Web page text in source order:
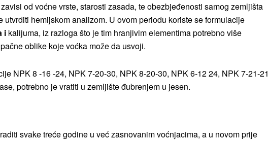
od voćne vrste, starosti zasada, te obezbjeđenosti samog zemljišta
utvrditi hemijskom analizom. U ovom periodu koriste se formulacije
i kalijuma, iz razloga što je tim hranjivim elementima potrebno više
oblike koje voćka može da usvoji.
NPK 8 -16 -24, NPK 7-20-30, NPK 8-20-30, NPK 6-12 24, NPK 7-21-21
potrebno je vratiti u zemljište đubrenjem u jesen.
svake treće godine u već zasnovanim voćnjacima, a u novom prije